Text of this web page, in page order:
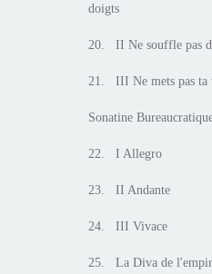
doigts
20. II Ne souffle pas
21. III Ne mets pas ta
Sonatine
22. I Allegro
23. II Andante
24. III Vivace
25. La Diva de